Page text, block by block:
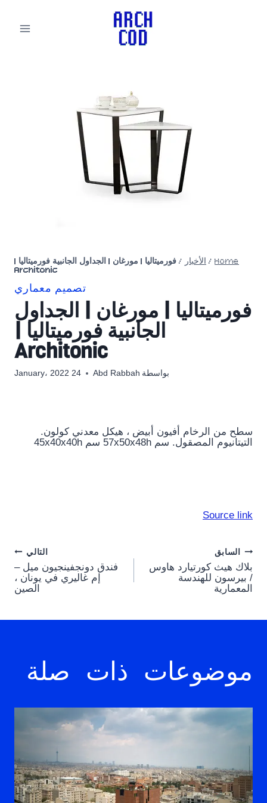
Home
/ الأخبار / فورميتاليا | مورغان | الجداول الجانبية فورميتاليا |
Architonic
تصميم معماري
فورميتاليا | مورغان | الجداول
الجانبية فورميتاليا |
Architonic
بواسطة Abd Rabbah 24 January، 2022
سطح من الرخام أفيون أبيض ، هيكل معدني كولون.
التيتانيوم المصقول. سم 57x50x48h سم 45x40x40h
Source link
Post
navigation
السابق
بلاك هيث كورتيارد هاوس
/ بيرسون للهندسة
المعمارية
التالي
فندق دونجفينجيون ميل –
إم غاليري في يونان ،
الصين
موضوعات ذات صلة